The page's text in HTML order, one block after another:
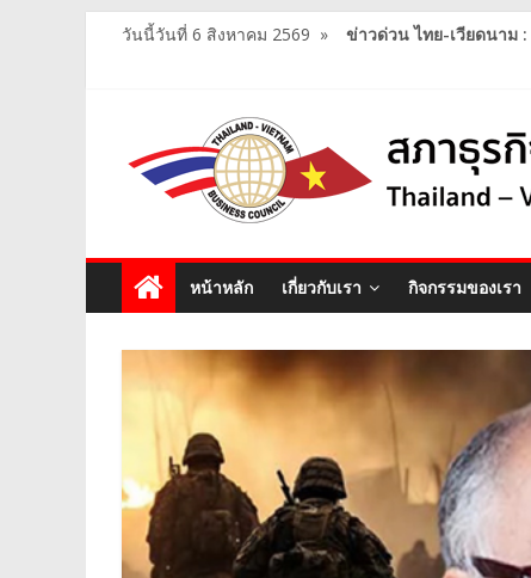
วันนี้วันที่ 6 สิงหาคม 2569 » ข่าวด่วน ไทย-เวียดนาม :
หน้าหลัก เกี่ยวกับเรา กิจกรรมของเรา